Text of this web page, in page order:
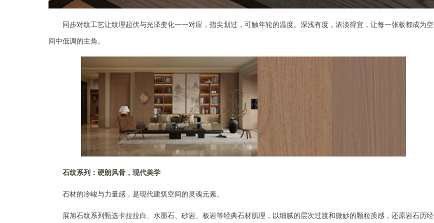
同步对纹工艺让纹理起伏与光泽变化一一对应，指尖划过，可触年轮的温度。深浅有度，浓淡得宜，让每一张板都成为空
间中低调的主角。
石纹系列：硬朗风骨，现代美学
石材的冷峻与力量感，是现代建筑空间的灵魂元素。
展旭石纹系列甄选卡拉拉白、水墨石、砂岩、板岩等经典石材肌理，以细腻的层次过渡和微妙的颗粒质感，还原岩石历经